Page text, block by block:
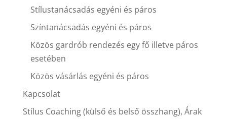
Stílustanácsadás egyéni és páros
Színtanácsadás egyéni és páros
Közös gardrób rendezés egy fő illetve páros
esetében
Közös vásárlás egyéni és páros
Kapcsolat
Stílus Coaching (külső és belső összhang), Árak